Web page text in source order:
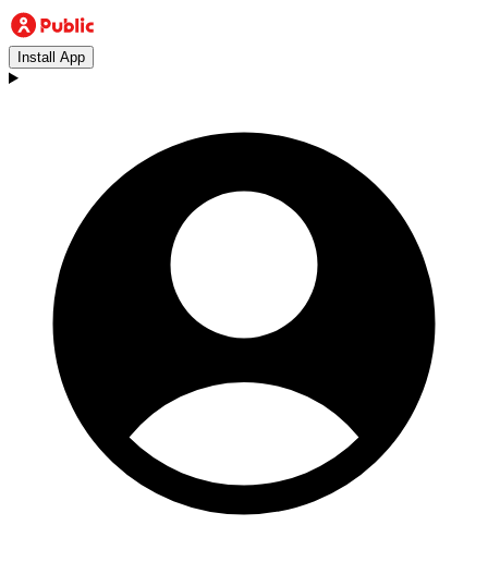
Install App